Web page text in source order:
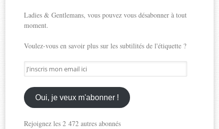
Ladies & Gentlemans, vous pouvez vous désabonner à tout
moment.
Voulez-vous en savoir plus sur les subtilités de l'étiquette ?
J'inscris
mon
email
ici
Oui, je veux m'abonner !
Rejoignez les 2 472 autres abonnés